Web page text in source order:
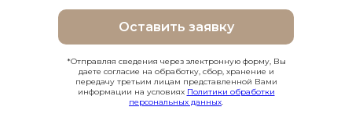
Оставить заявку
*Отправляя сведения через электронную форму, Вы
даете согласие на обработку, сбор, хранение и
передачу третьим лицам представленной Вами
информации на условиях Политики обработки
персональных данных.